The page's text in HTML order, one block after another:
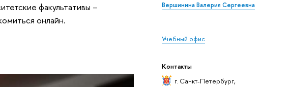
Вершинина Валерия Сергеевна
Учебный офис
Контакты
г. Санкт-Петербург,
факультативы –
онлайн.